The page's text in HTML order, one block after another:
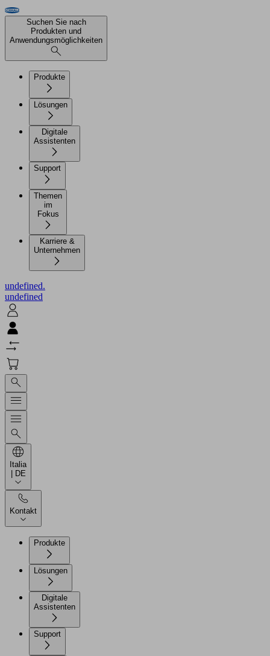
Suchen Sie nach
Produkten und
Anwendungsmöglichkeiten
Produkte
Lösungen
Digitale
Assistenten
Support
Themen
im
Karriere &
Unternehmen
undefined.
undefined
Italia
| DE
Kontakt
Produkte
Lösungen
Digitale
Assistenten
Support